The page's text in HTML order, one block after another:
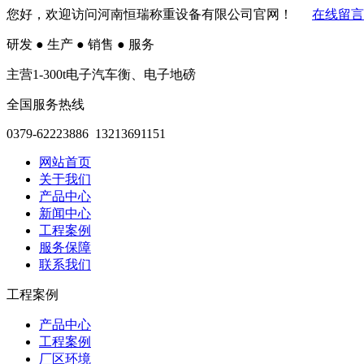
您好，欢迎访问河南恒瑞称重设备有限公司官网！ 在线留言
研发 ● 生产 ● 销售 ● 服务
主营1-300t电子汽车衡、电子地磅
全国服务热线
0379-62223886 13213691151
网站首页
关于我们
产品中心
新闻中心
工程案例
服务保障
联系我们
工程案例
产品中心
工程案例
厂区环境